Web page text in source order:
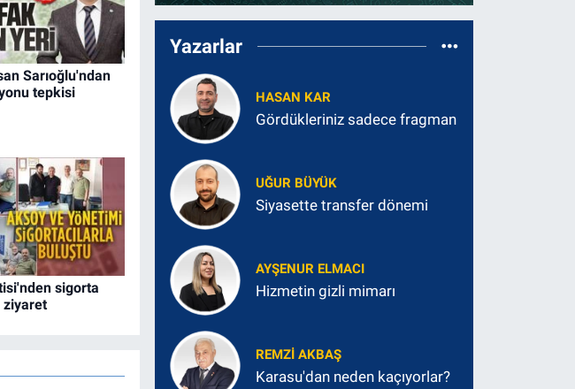
Sarıoğlu'ndan
tepkisi
sigorta
Yazarlar
HASAN KAR
Gördükleriniz sadece fragman
UĞUR BÜYÜK
Siyasette transfer dönemi
AYŞENUR ELMACI
Hizmetin gizli mimarı
REMZI AKBAŞ
Karasu'dan neden kaçıyorlar?